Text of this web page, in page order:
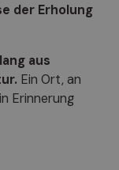
der Erholung
aus
Ein Ort, an
Erinnerung